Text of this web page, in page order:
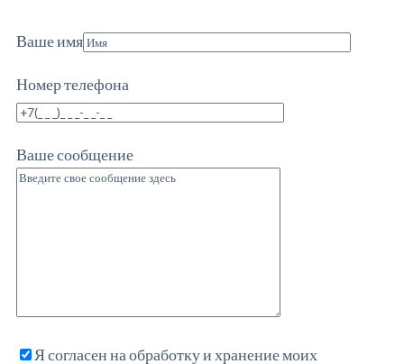
Ваше имя
Номер телефона
Ваше сообщение
Я согласен на обработку и хранение моих